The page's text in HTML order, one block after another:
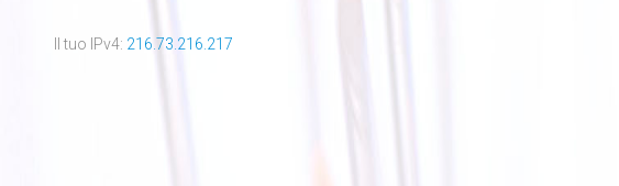
Il tuo IPv4: 216.73.216.217